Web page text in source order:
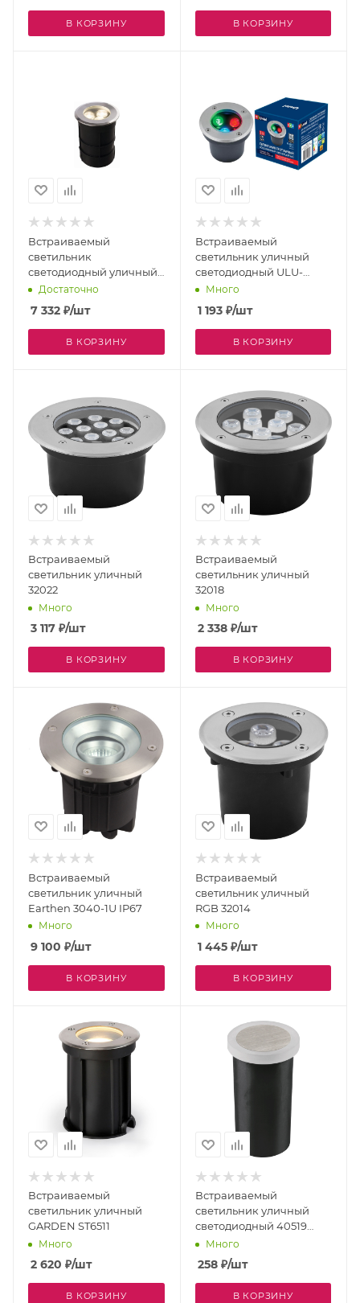
В КОРЗИНУ В КОРЗИНУ
Встраиваемый
светильник
светодиодный уличный
Picco 9104 IP67
Достаточно
7 332 ₽/шт
В КОРЗИНУ
Встраиваемый
светильник уличный
светодиодный ULU-
B10A-3W/RGB IP67 GREY
Много
1 193₽/шт
В КОРЗИНУ
Встраиваемый
светильник уличный
32022
Много
3 117 ₽/шт
В КОРЗИНУ
Встраиваемый
светильник уличный
32018
Много
2 338₽/шт
В КОРЗИНУ
Встраиваемый
светильник уличный
Earthen 3040-1U IP67
Много
9 100 ₽/шт
В КОРЗИНУ
Встраиваемый
светильник уличный
RGB 32014
Много
1 445₽/шт
В КОРЗИНУ
Встраиваемый
светильник уличный
GARDEN ST6511
Много
2 620 ₽/шт
В КОРЗИНУ
Встраиваемый
светильник уличный
светодиодный 40519
IP67Много
258₽/шт
В КОРЗИНУ